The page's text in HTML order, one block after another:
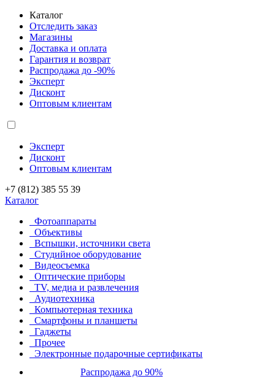
Каталог
Отследить заказ
Магазины
Доставка и оплата
Гарантия и возврат
Распродажа до -90%
Эксперт
Дисконт
Оптовым клиентам
Эксперт
Дисконт
Оптовым клиентам
+7 (812) 385 55 39
Каталог
Фотоаппараты
Объективы
Вспышки, источники света
Студийное оборудование
Видеосъемка
Оптические приборы
TV, медиа и развлечения
Аудиотехника
Компьютерная техника
Смартфоны и планшеты
Гаджеты
Прочее
Электронные подарочные сертификаты
Распродажа до 90%